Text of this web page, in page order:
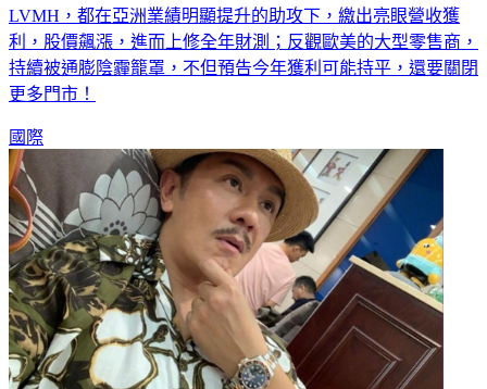
LVMH，都在亞洲業績明顯提升的助攻下，繳出亮眼營收獲
利，股價飆漲，進而上修全年財測；反觀歐美的大型零售商，
持續被通膨陰霾籠罩，不但預告今年獲利可能持平，還要關閉
更多門市！
國際